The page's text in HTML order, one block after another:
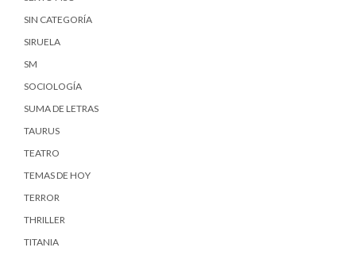
SIN CATEGORÍA
SIRUELA
SM
SOCIOLOGÍA
SUMA DE LETRAS
TAURUS
TEATRO
TEMAS DE HOY
TERROR
THRILLER
TITANIA